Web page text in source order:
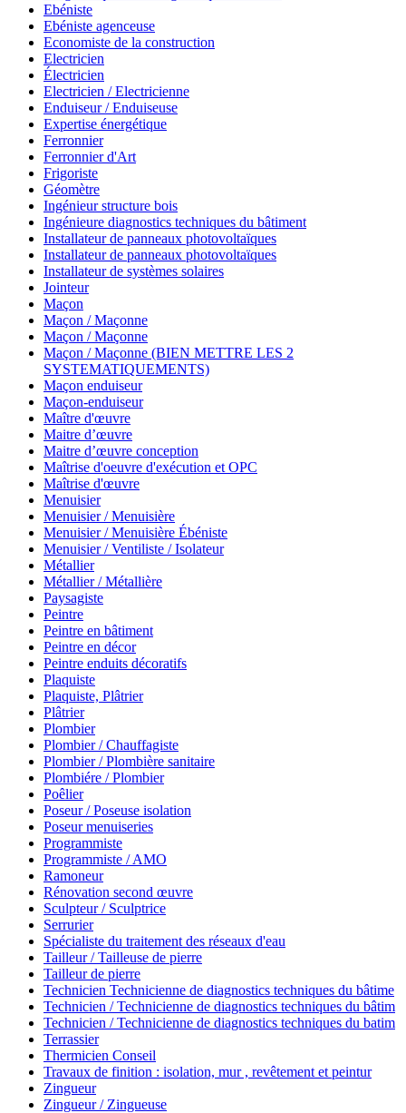
Ebéniste
Ebéniste agenceuse
Economiste de la construction
Electricien
Électricien
Electricien / Electricienne
Enduiseur / Enduiseuse
Expertise énergétique
Ferronnier
Ferronnier d'Art
Frigoriste
Géomètre
Ingénieur structure bois
Ingénieure diagnostics techniques du bâtiment
Installateur de panneaux photovoltaïques
Installateur de panneaux photovoltaïques
Installateur de systèmes solaires
Jointeur
Maçon
Maçon / Maçonne
Maçon / Maçonne
Maçon / Maçonne (BIEN METTRE LES 2
SYSTEMATIQUEMENTS)
Maçon enduiseur
Maçon-enduiseur
Maître d'œuvre
Maitre d’œuvre
Maitre d’œuvre conception
Maîtrise d'oeuvre d'exécution et OPC
Maîtrise d'œuvre
Menuisier
Menuisier / Menuisière
Menuisier / Menuisière Ébéniste
Menuisier / Ventiliste / Isolateur
Métallier
Métallier / Métallière
Paysagiste
Peintre
Peintre en bâtiment
Peintre en décor
Peintre enduits décoratifs
Plaquiste
Plaquiste, Plâtrier
Plâtrier
Plombier
Plombier / Chauffagiste
Plombier / Plombière sanitaire
Plombiére / Plombier
Poêlier
Poseur / Poseuse isolation
Poseur menuiseries
Programmiste
Programmiste / AMO
Ramoneur
Rénovation second œuvre
Sculpteur / Sculptrice
Serrurier
Spécialiste du traitement des réseaux d'eau
Tailleur / Tailleuse de pierre
Tailleur de pierre
Technicien Technicienne de diagnostics techniques du bâtime
Technicien / Technicienne de diagnostics techniques du bâtim
Technicien / Technicienne de diagnostics techniques du batim
Terrassier
Thermicien Conseil
Travaux de finition : isolation, mur , revêtement et peintur
Zingueur
Zingueur / Zingueuse